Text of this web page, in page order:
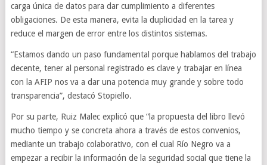
carga única de datos para dar cumplimiento a diferentes
obligaciones. De esta manera, evita la duplicidad en la tarea y
reduce el margen de error entre los distintos sistemas.
“Estamos dando un paso fundamental porque hablamos del trabajo
decente, tener al personal registrado es clave y trabajar en línea
con la AFIP nos va a dar una potencia muy grande y sobre todo
transparencia”, destacó Stopiello.
Por su parte, Ruiz Malec explicó que “la propuesta del libro llevó
mucho tiempo y se concreta ahora a través de estos convenios,
mediante un trabajo colaborativo, con el cual Río Negro va a
empezar a recibir la información de la seguridad social que tiene la